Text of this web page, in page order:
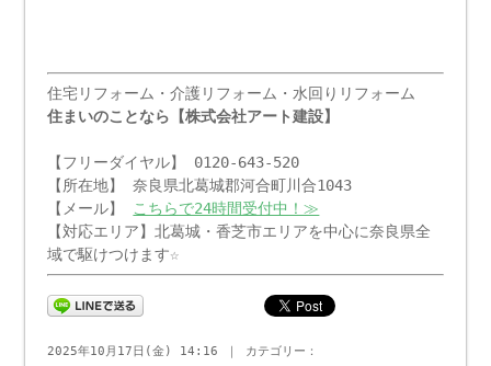
住宅リフォーム・介護リフォーム・水回りリフォーム
住まいのことなら【株式会社アート建設】
【フリーダイヤル】 0120-643-520
【所在地】 奈良県北葛城郡河合町川合1043
【メール】
こちらで24時間受付中！≫
【対応エリア】北葛城・香芝市エリアを中心に奈良県全
域で駆けつけます☆
2025年10月17日(金) 14:16 ｜ カテゴリー：